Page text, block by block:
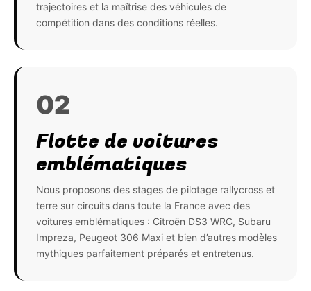
trajectoires et la maîtrise des véhicules de
compétition dans des conditions réelles.
02
Flotte de voitures
emblématiques
Nous proposons des stages de pilotage rallycross et
terre sur circuits dans toute la France avec des
voitures emblématiques : Citroën DS3 WRC, Subaru
Impreza, Peugeot 306 Maxi et bien d’autres modèles
mythiques parfaitement préparés et entretenus.